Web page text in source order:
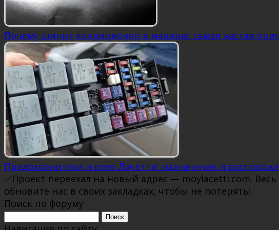
Почему шипит кондиционер в машине: самая частая
Предохранители и реле Лачетти: назначение и
✅Проект переехал на новый адрес — moylacetti.com.
обновите нас в своих закладках, чтобы не потерять!
Поиск по форуму
Поиск: